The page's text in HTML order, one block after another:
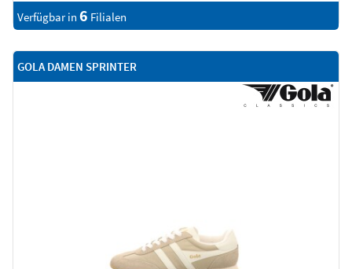
Verfügbar in 6 Filialen
GOLA DAMEN SPRINTER